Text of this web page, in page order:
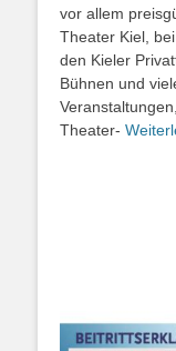
vor allem
Theater Kiel,
den Kieler
Bühnen und
Theater-